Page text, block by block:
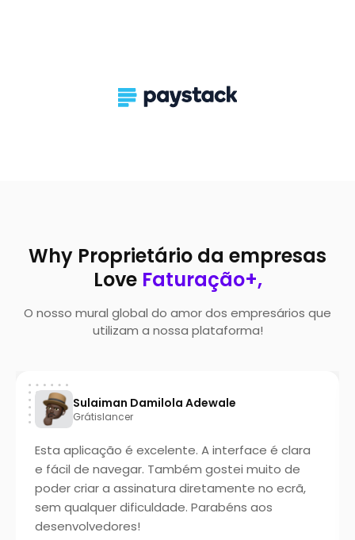
Why Proprietário da empresas
Love Faturação+,
O nosso mural global do amor dos empresários que
utilizam a nossa plataforma!
Sulaiman Damilola Adewale
Grátislancer
Esta aplicação é excelente. A interface é clara
e fácil de navegar. Também gostei muito de
poder criar a assinatura diretamente no ecrã,
sem qualquer dificuldade. Parabéns aos
desenvolvedores!